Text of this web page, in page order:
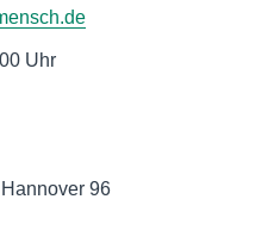
Uhr
96